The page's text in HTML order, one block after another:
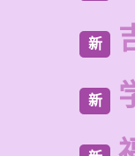
新
新